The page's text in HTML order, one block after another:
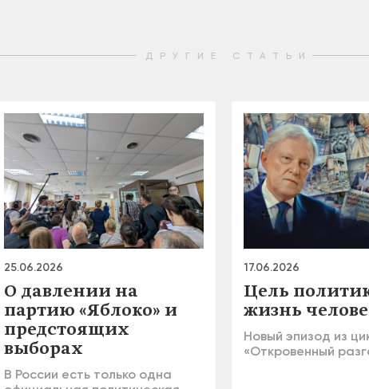
ДРУГИЕ СТАТЬИ
25.06.2026
О давлении на
партию «Яблоко» и
предстоящих
выборах
В России есть только одна
17.06.2026
Цель
жизнь
Новый эпизод из
«Откровенный